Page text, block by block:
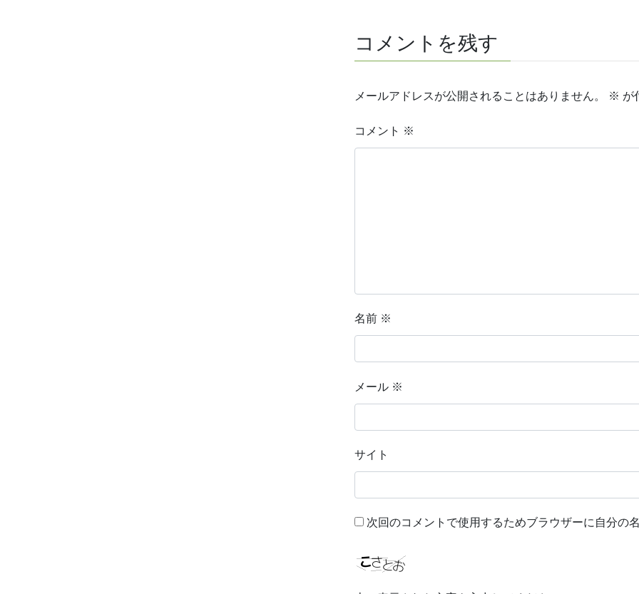
コメントを残す
メールアドレスが公開されることはありません。 ※ が
コメント ※
名前 ※
メール ※
サイト
次回のコメントで使用するためブラウザーに自分の